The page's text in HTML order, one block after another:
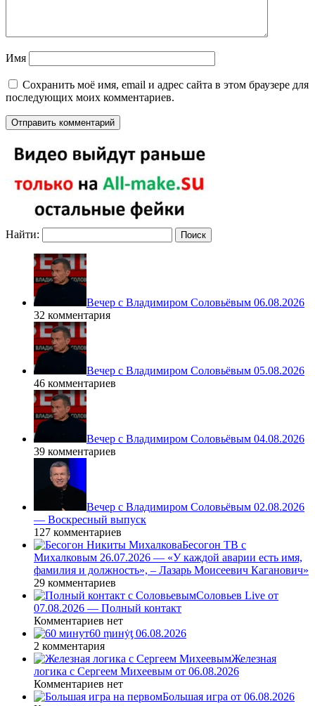
Имя
Сохранить моё имя, email и адрес сайта в этом браузере для
последующих моих комментариев.
Найти:
Вечер с Владимиром Соловьёвым 06.08.2026
32 комментария
Вечер с Владимиром Соловьёвым 05.08.2026
46 комментариев
Вечер с Владимиром Соловьёвым 04.08.2026
39 комментариев
Вечер с Владимиром Соловьёвым 02.08.2026
— Воскресный выпуск
127 комментариев
Бесогон ТВ с
Михалковым 26.07.2026 — «У каждой аварии есть имя,
фамилия и должность», – Лазарь Моисеевич Каганович»
29 комментариев
Соловьев Live от
07.08.2026 — Полный контакт
Комментариев нет
60 ṃинẏƫ 06.08.2026
2 комментария
Железная
логика с Сергеем Михеевым от 06.08.2026
Комментариев нет
Большая игра от 06.08.2026